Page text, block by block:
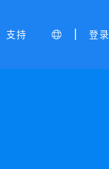
支持 登录